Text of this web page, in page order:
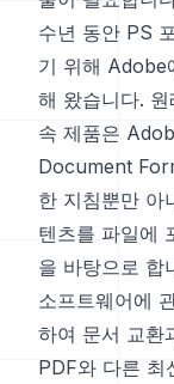
수년 동안 PS
기 위해 Adobe
해 왔습니다.
속 제품은
Document
한 지침뿐만 아
텐츠를 파일에
을 바탕으로 합
소프트웨어에
하여 문서 교환
PDF와 다른 최